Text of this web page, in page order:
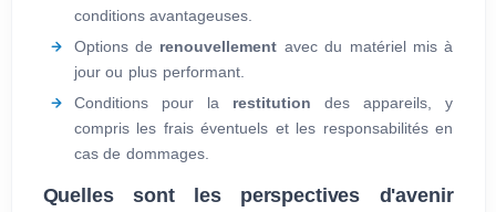
conditions avantageuses.
Options de renouvellement avec du matériel mis à
jour ou plus performant.
Conditions pour la restitution des appareils, y
compris les frais éventuels et les responsabilités en
cas de dommages.
Quelles sont les perspectives d'avenir